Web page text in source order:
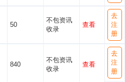
50
不包资讯
收录
查看
去
注
册
840
不包资讯
收录
查看
去
注
册